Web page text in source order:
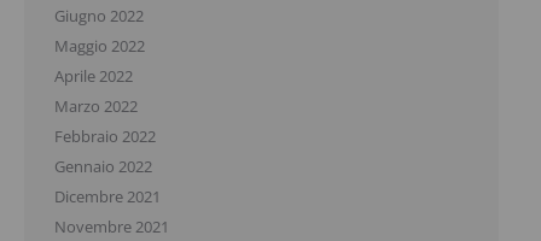
Giugno 2022
Maggio 2022
Aprile 2022
Marzo 2022
Febbraio 2022
Gennaio 2022
Dicembre 2021
Novembre 2021